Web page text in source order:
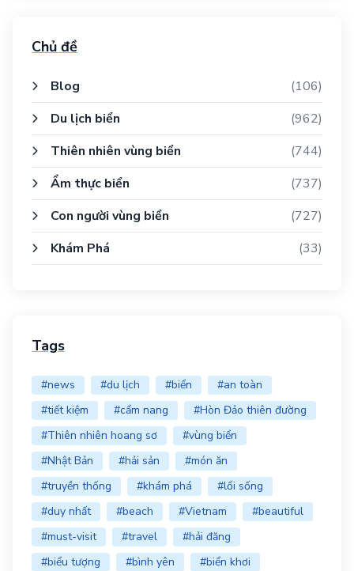
Chủ đề
Blog
(106)
Du lịch biển
(962)
Thiên nhiên vùng biển
(744)
Ẩm thực biển
(737)
Con người vùng biển
(727)
Khám Phá
(33)
Tags
#news #du lịch #biển
#an toàn
#tiết kiệm
#cẩm nang
#Hòn Đảo thiên đường
#Thiên nhiên hoang sơ
#vùng biển
#Nhật Bản
#hải sản
#món ăn
#truyền thống
#khám phá
#lối sống
#duy nhất
#beach #Vietnam
#beautiful
#must-visit
#travel
#hải đăng
#biểu tượng
#bình yên
#biển khơi